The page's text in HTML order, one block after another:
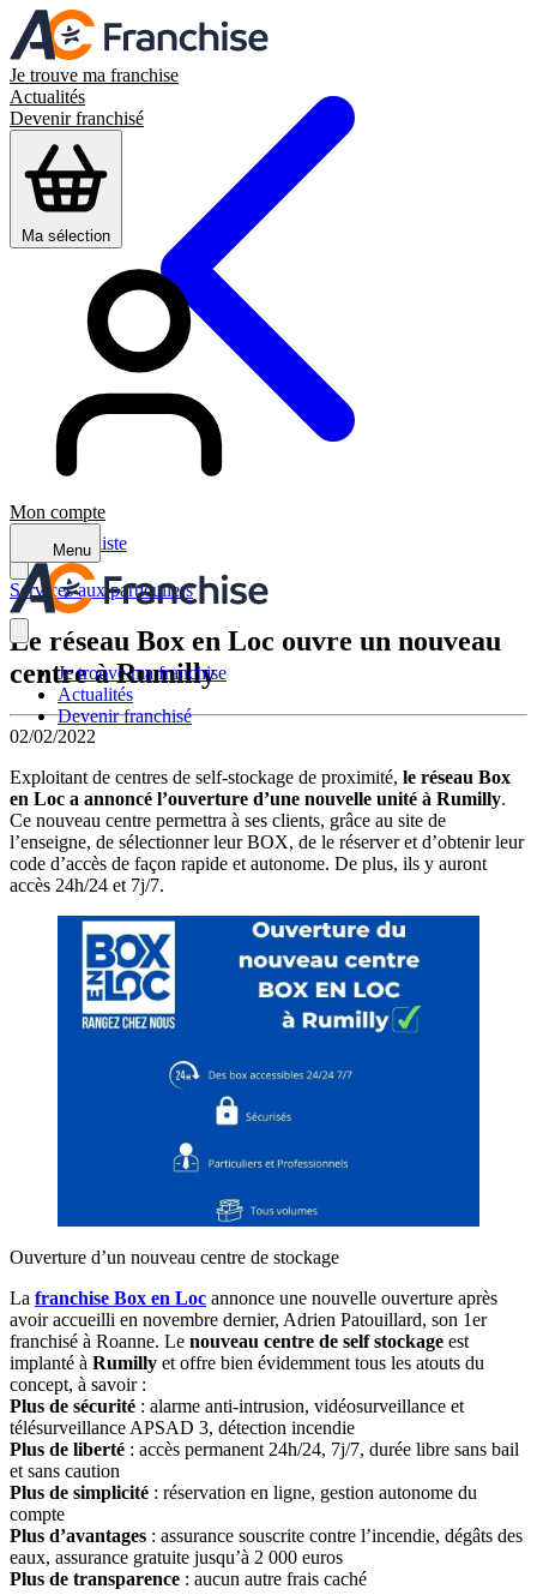
Je trouve ma franchise
Actualités
Devenir franchisé
Ma sélection
Mon compte
Menu
Je trouve ma franchise
Actualités
Devenir franchisé
Retour à la liste
Services aux particuliers
Le réseau Box en Loc ouvre un nouveau
centre à Rumilly
02/02/2022
Exploitant de centres de self-stockage de proximité, le réseau Box
en Loc a annoncé l’ouverture d’une nouvelle unité à Rumilly.
Ce nouveau centre permettra à ses clients, grâce au site de
l’enseigne, de sélectionner leur BOX, de le réserver et d’obtenir leur
code d’accès de façon rapide et autonome. De plus, ils y auront
accès 24h/24 et 7j/7.
Ouverture d’un nouveau centre de stockage
La franchise Box en Loc annonce une nouvelle ouverture après
avoir accueilli en novembre dernier, Adrien Patouillard, son 1er
franchisé à Roanne. Le nouveau centre de self stockage est
implanté à Rumilly et offre bien évidemment tous les atouts du
concept, à savoir :
Plus de sécurité : alarme anti-intrusion, vidéosurveillance et
télésurveillance APSAD 3, détection incendie
Plus de liberté : accès permanent 24h/24, 7j/7, durée libre sans bail
et sans caution
Plus de simplicité : réservation en ligne, gestion autonome du
compte
Plus d’avantages : assurance souscrite contre l’incendie, dégâts des
eaux, assurance gratuite jusqu’à 2 000 euros
Plus de transparence : aucun autre frais caché